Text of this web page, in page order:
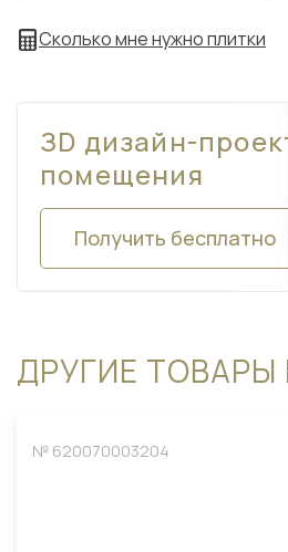
Сколько мне нужно плитки
ЗD дизайн-
помещения
Получить бесплатно
ДРУГИЕ
№ 620070003204